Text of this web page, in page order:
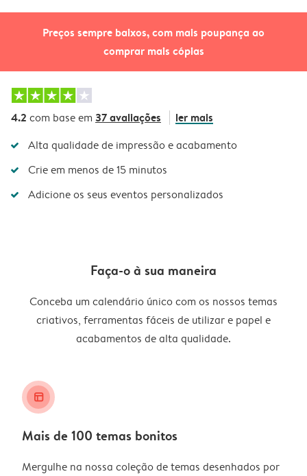
Preços sempre baixos, com mais poupança ao
comprar mais cópias
4.2 com base em 37 avaliações ler mais
Alta qualidade de impressão e acabamento
Crie em menos de 15 minutos
Adicione os seus eventos personalizados
Faça-o à sua maneira
Conceba um calendário único com os nossos temas
criativos, ferramentas fáceis de utilizar e papel e
acabamentos de alta qualidade.
layout_alt
Mais de 100 temas bonitos
Mergulhe na nossa coleção de temas desenhados por